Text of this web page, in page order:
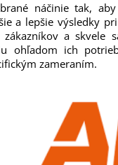
náčinie tak,
a lepšie výsledky
a skvele
ohľadom ich
zameraním.